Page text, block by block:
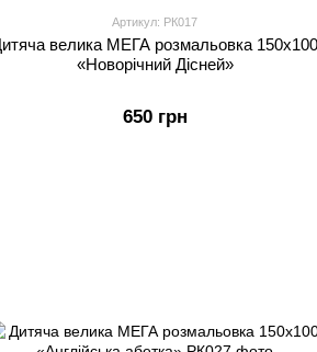
Артикул: РК017
велика МЕГА розмальовка 150х100
«Новорічний Дісней»
650 грн